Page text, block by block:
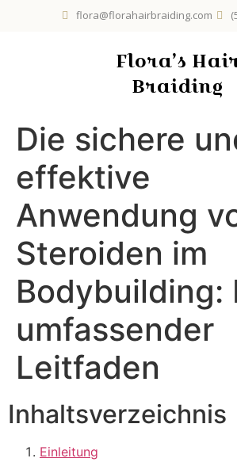
flora@florahairbraiding.com
Flora’s
Braiding
Die sichere
effektive
Anwendung
Steroiden im
Bodybuilding:
umfassender
Leitfaden
Inhaltsverzeichnis
Einleitung